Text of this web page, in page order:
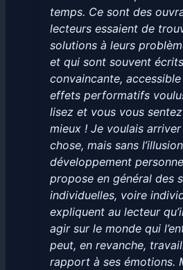
temps. Ce sont des
lecteurs essaient de
solutions à leurs
et qui sont souvent
convaincante,
effets performatifs
lisez et vous vous
mieux ! Je voulais
chose, mais sans
développement
propose en général des
individuelles, voire
expliquent au lecteur
agir sur le monde qui
peut, en revanche,
rapport à ses émotions.